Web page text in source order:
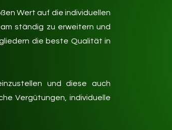
Wert auf die individuellen
ständig zu erweitern und
die beste Qualität in
und diese auch
Vergütungen, individuelle